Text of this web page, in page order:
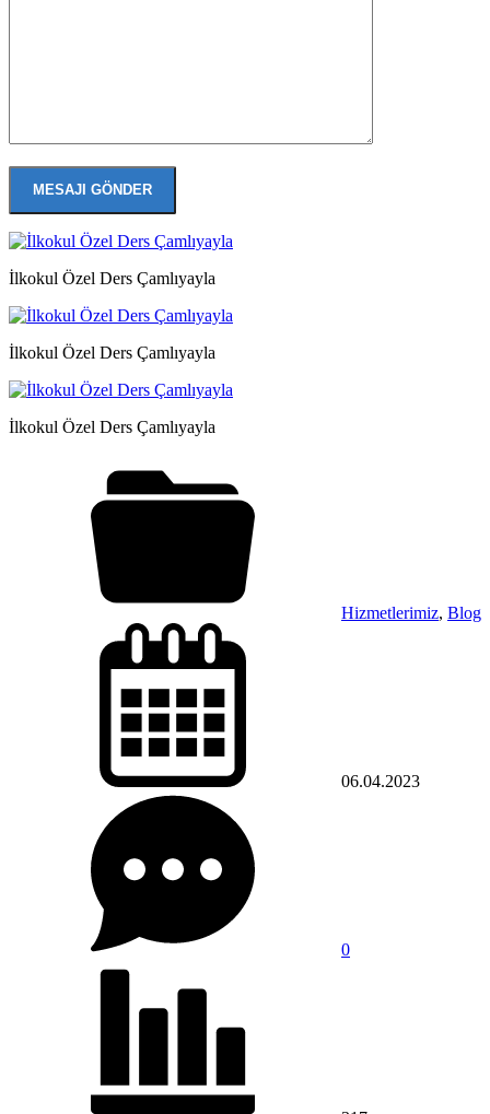
İlkokul Özel Ders Çamlıyayla
İlkokul Özel Ders Çamlıyayla
İlkokul Özel Ders Çamlıyayla
Hizmetlerimiz, Blog
06.04.2023
0